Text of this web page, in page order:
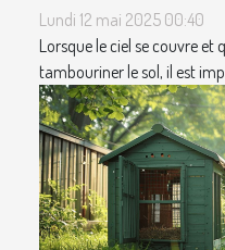
Lundi 12 mai 2025 00:40
Lorsque le ciel se couvre et
tambouriner le sol, il est